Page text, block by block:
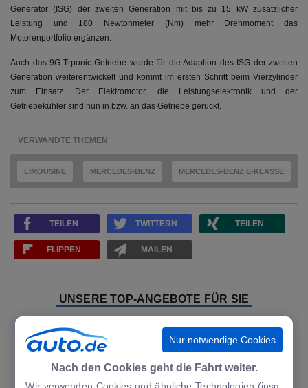
Generator (ISG) der zweiten Generation mit bis zu 15 kW zusätzlicher
Leistung und 180 Newtonmeter (Nm) mehr Drehmoment das
Motorenportfolio ergänzen.
Auch das 9G-Trponic-Getriebe wurde für die Adaption des ISG der zweiten
Generation weiterentwickelt und kommt im ersten Schritt beim Vierzylinder
zum Einsatz. Der Elektromotor, die Leistungselektronik und der
Getriebekühler sind nun in bzw. an das Getriebe gerückt.
VERWANDTE THEMEN
LIMOUSINE MERCEDES-BENZ MERCEDES-BENZ E-KLASSE
TEILEN TWITTERN TEILEN
FLIPPEN MAILEN
UNSERE TOP-ANGEBOTE FÜR SIE
−5.510 € −19
Angebot
Nur notwendige Cookies
Nach den Cookies geht die Fahrt weiter.